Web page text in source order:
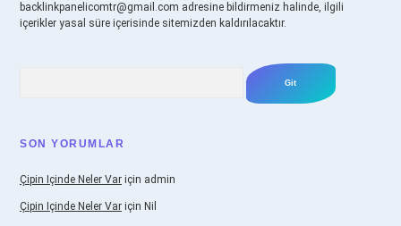
backlinkpanelicomtr@gmail.com adresine bildirmeniz halinde, ilgili
içerikler yasal süre içerisinde sitemizden kaldırılacaktır.
SON YORUMLAR
Çipin Içinde Neler Var için admin
Çipin Içinde Neler Var için Nil